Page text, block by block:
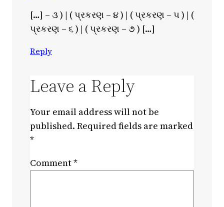
[…] – ૩ ) | ( પ્રકરણ – ૪ ) | ( પ્રકરણ – ૫ ) | (
પ્રકરણ – ૬ ) | ( પ્રકરણ – ૭ ) […]
Reply
Leave a Reply
Your email address will not be
published. Required fields are marked
*
Comment*